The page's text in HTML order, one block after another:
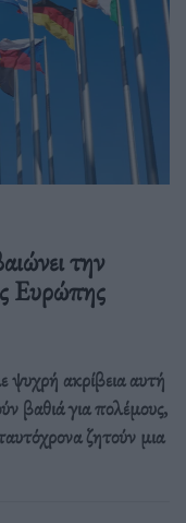
την
Ευρώπης
ψυχρή ακρίβεια αυτή
βαθιά για πολέμους,
ζητούν μια